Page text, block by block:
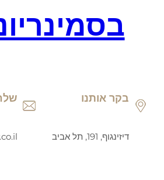
בקר אותנו
דיזינגוף, 191, תל אביב